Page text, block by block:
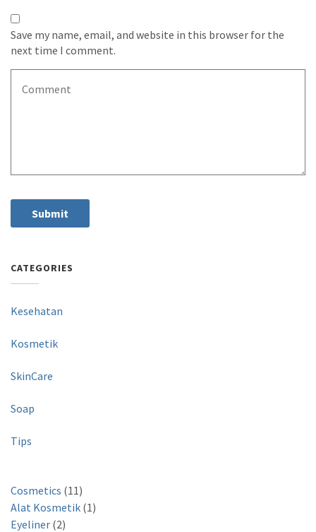
Save my name, email, and website in this browser for the
next time I comment.
CATEGORIES
Kesehatan
Kosmetik
SkinCare
Soap
Tips
Cosmetics 111
1
Alat Kosmetik 11
Eyeliner 22